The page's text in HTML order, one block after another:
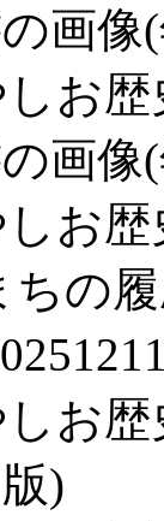
画像
お
画像
お
ちの
お
)